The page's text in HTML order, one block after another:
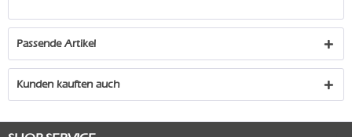
Passende Artikel
Kunden kauften auch